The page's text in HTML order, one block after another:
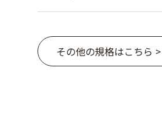
その他の規格はこちら >